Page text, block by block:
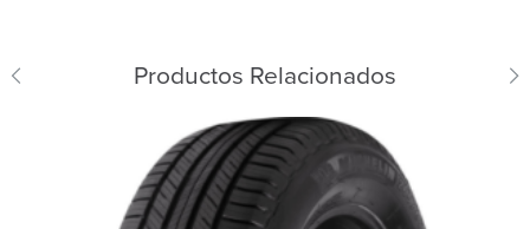
Productos Relacionados